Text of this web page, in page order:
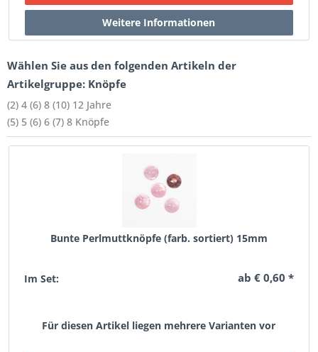
Wählen Sie aus den folgenden Artikeln der
Artikelgruppe: Knöpfe
(2) 4 (6) 8 (10) 12 Jahre
(5) 5 (6) 6 (7) 8 Knöpfe
Bunte Perlmuttknöpfe (farb. sortiert) 15mm
Im Set: ab € 0,60 *
Für diesen Artikel liegen mehrere Varianten vor